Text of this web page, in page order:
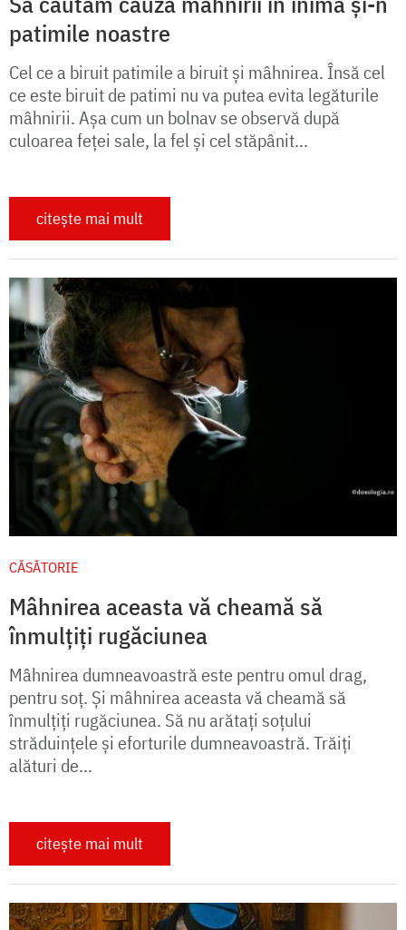
patimile noastre
Cel ce a biruit patimile a biruit și mâhnirea. Însă cel
ce este biruit de patimi nu va putea evita legăturile
mâhnirii. Așa cum un bolnav se observă după
culoarea feței sale, la fel și cel stăpânit...
citește mai mult
CĂSĂTORIE
Mâhnirea aceasta vă cheamă să
înmulțiți rugăciunea
Mâhnirea dumneavoastră este pentru omul drag,
pentru soț. Și mâhnirea aceasta vă cheamă să
înmulțiți rugăciunea. Să nu arătați soțului
străduințele și eforturile dumneavoastră. Trăiți
alături de...
citește mai mult